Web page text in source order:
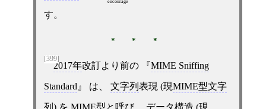
encourage
す。
[399]
2017年改訂より前の MIME Sniffing
Standard は、 文字列 表現 (現MIME型文字